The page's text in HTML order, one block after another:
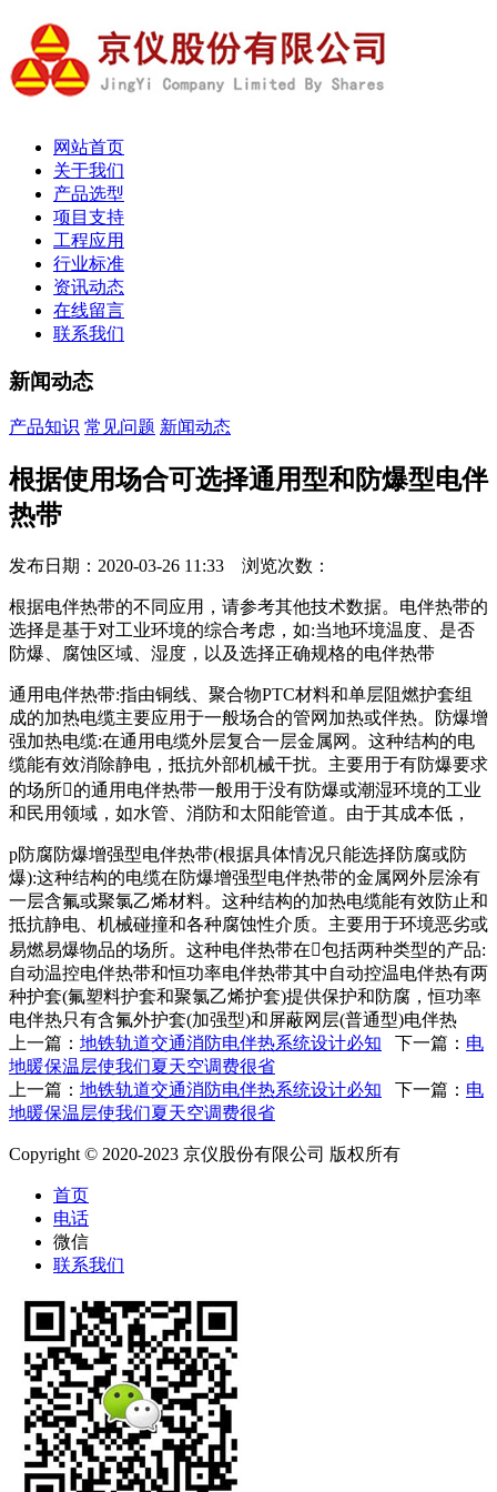
网站首页
关于我们
产品选型
项目支持
工程应用
行业标准
资讯动态
在线留言
联系我们
新闻动态
产品知识 常见问题 新闻动态
根据使用场合可选择通用型和防爆型电伴
热带
发布日期：2020-03-26 11:33 浏览次数：
根据电伴热带的不同应用，请参考其他技术数据。电伴热带的
选择是基于对工业环境的综合考虑，如:当地环境温度、是否
防爆、腐蚀区域、湿度，以及选择正确规格的电伴热带
通用电伴热带:指由铜线、聚合物PTC材料和单层阻燃护套组
成的加热电缆主要应用于一般场合的管网加热或伴热。防爆增
强加热电缆:在通用电缆外层复合一层金属网。这种结构的电
缆能有效消除静电，抵抗外部机械干扰。主要用于有防爆要求
的场所的通用电伴热带一般用于没有防爆或潮湿环境的工业
和民用领域，如水管、消防和太阳能管道。由于其成本低，
p防腐防爆增强型电伴热带(根据具体情况只能选择防腐或防
爆):这种结构的电缆在防爆增强型电伴热带的金属网外层涂有
一层含氟或聚氯乙烯材料。这种结构的加热电缆能有效防止和
抵抗静电、机械碰撞和各种腐蚀性介质。主要用于环境恶劣或
易燃易爆物品的场所。这种电伴热带在包括两种类型的产品:
自动温控电伴热带和恒功率电伴热带其中自动控温电伴热有两
种护套(氟塑料护套和聚氯乙烯护套)提供保护和防腐，恒功率
电伴热只有含氟外护套(加强型)和屏蔽网层(普通型)电伴热
上一篇： 地铁轨道交通消防电伴热系统设计必知 下一篇： 电
地暖保温层使我们夏天空调费很省
上一篇： 地铁轨道交通消防电伴热系统设计必知 下一篇： 电
地暖保温层使我们夏天空调费很省
Copyright © 2020-2023 京仪股份有限公司 版权所有
首页
电话
微信
联系我们